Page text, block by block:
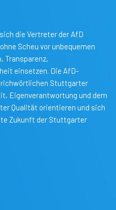
die Vertreter der AfD
Scheu vor unbequemen
Transparenz,
einsetzen. Die AfD-
Stuttgarter
Eigenverantwortung und dem
Qualität orientieren und sich
Zukunft der Stuttgarter